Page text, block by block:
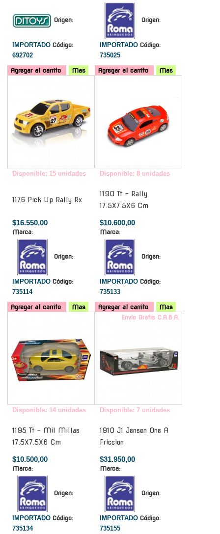
Origen:
IMPORTADO Código:
692702
Agregar al carrito Mas
Origen:
IMPORTADO Código:
735025
Agregar al carrito
Mas
Disponible: 15 unidades
1176 Pick Up Rally Rx
$16.550,00
Marca:
Origen:
IMPORTADO Código:
735114
Agregar al carrito Mas
Disponible: 8 unidades
1190 Tt - Rally
17.5X7.5X6 Cm
$10.600,00
Marca:
Origen:
IMPORTADO Código:
735133
Agregar al carrito
Mas
Disponible: 14 unidades
1195 Tt - Mil Millas
17.5X7.5X6 Cm
$10.500,00
Marca:
Origen:
IMPORTADO Código:
735134
Envío Gratis C.A.B.A.
Disponible: 7 unidades
1910 J1 Jensen One A
Friccion
$31.950,00
Marca:
Origen:
IMPORTADO Código:
735155